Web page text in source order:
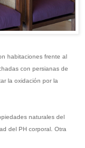
habitaciones frente al
con persianas de
la oxidación por la
naturales del
del PH corporal. Otra